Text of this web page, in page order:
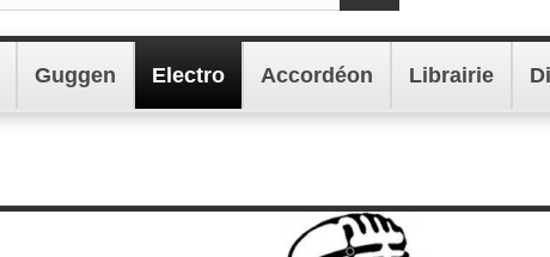
Guggen Electro Accordéon Librairie